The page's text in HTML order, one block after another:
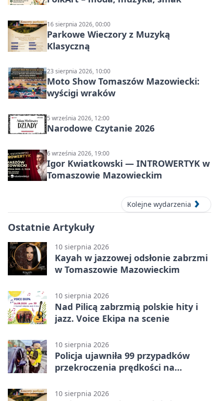
16 sierpnia 2026, 00:00
Parkowe Wieczory z Muzyką
Klasyczną
23 sierpnia 2026, 10:00
Moto Show Tomaszów Mazowiecki:
wyścigi wraków
5 września 2026, 12:00
Narodowe Czytanie 2026
6 września 2026, 19:00
Igor Kwiatkowski — INTROWERTYK w
Tomaszowie Mazowieckim
Kolejne wydarzenia
Ostatnie Artykuły
10 sierpnia 2026
Kayah w jazzowej odsłonie zabrzmi
w Tomaszowie Mazowieckim
10 sierpnia 2026
Nad Pilicą zabrzmią polskie hity i
jazz. Voice Ekipa na scenie
10 sierpnia 2026
Policja ujawniła 99 przypadków
przekroczenia prędkości na
10 sierpnia 2026